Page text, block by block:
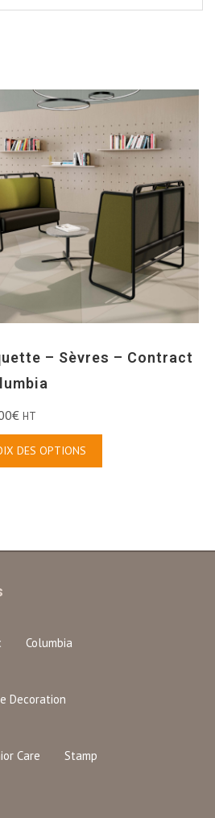
– Sèvres – Contract
€ HT
DES OPTIONS
Columbia
Decoration
Care Stamp